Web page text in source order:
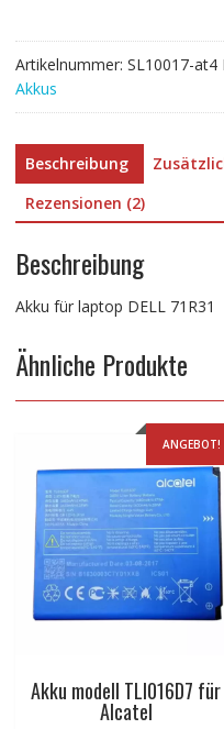
Artikelnummer: SL10017-at4
Akkus
Beschreibung
Rezensionen (2)
Beschreibung
Akku für laptop DELL 71R31
Ähnliche Produkte
ANGEBOT!
Akku modell TLI016D7 für
Alcatel